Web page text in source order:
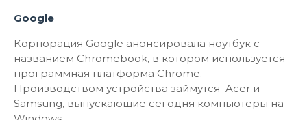
Google
Корпорация Google анонсировала ноутбук с
названием Chromebook, в котором используется
программная платформа Chrome.
Производством устройства займутся Acer и
Samsung, выпускающие сегодня компьютеры на